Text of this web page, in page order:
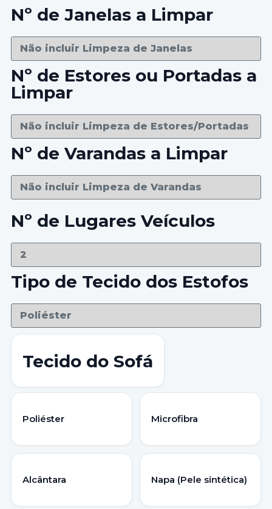
Nº de Janelas a Limpar
Nº de Estores ou Portadas a
Limpar
Nº de Varandas a Limpar
Nº de Lugares Veículos
Tipo de Tecido dos Estofos
Tecido do Sofá
Poliéster Microfibra
Alcântara Napa (Pele sintética)